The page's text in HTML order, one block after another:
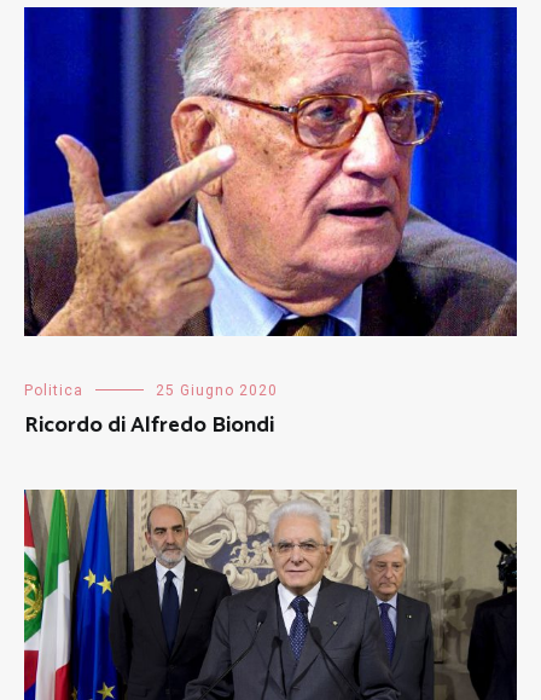
Politica 25 Giugno 2020
Ricordo di Alfredo Biondi